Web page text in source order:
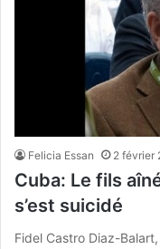
Felicia Essan 2 février
Cuba: Le fils
s’est suicidé
Fidel Castro Diaz-